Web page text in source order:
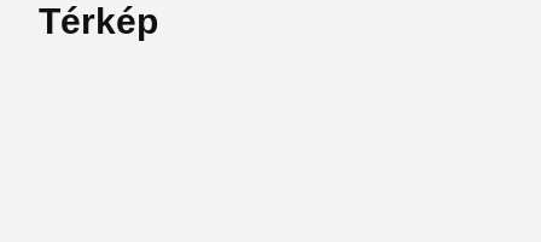
Térkép